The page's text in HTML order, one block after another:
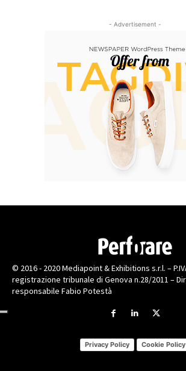
- Advertisement -
© 2016 - 2020 Mediapoint & Exhibitions s.r.l. –
registrazione tribunale di Genova n.28/2011 –
responsabile Fabio Potestà
Privacy Policy Cookie Policy